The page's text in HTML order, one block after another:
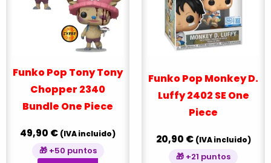
Funko Pop Tony Tony
Chopper 2340
Bundle One Piece
49,90 € (IVA incluido)
🎁 +50 puntos
Funko Pop Monkey D.
Luffy 2402 SE One
Piece
20,90 € (IVA incluido)
🎁 +21 puntos